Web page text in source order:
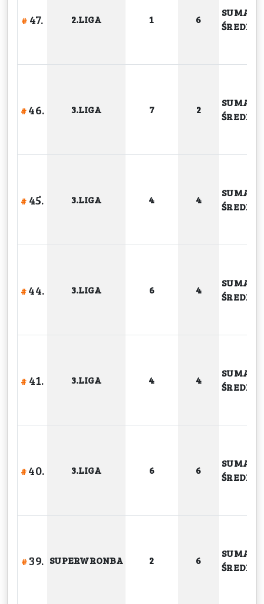
# 47. 2.LIGA 1 6
SUMA
ŚREDNIA
#46. 3.LIGA 7 2
SUMA
ŚREDNIA
# 45. 3.LIGA 4 4
SUMA
ŚREDNIA
#44. 3.LIGA 6 4
SUMA
ŚREDNIA
# 41. 3.LIGA 4 4
SUMA
ŚREDNIA
#40. 3.LIGA 6 6
SUMA
ŚREDNIA
#39. SUPERWRONBA 2 6
SUMA
ŚREDNIA